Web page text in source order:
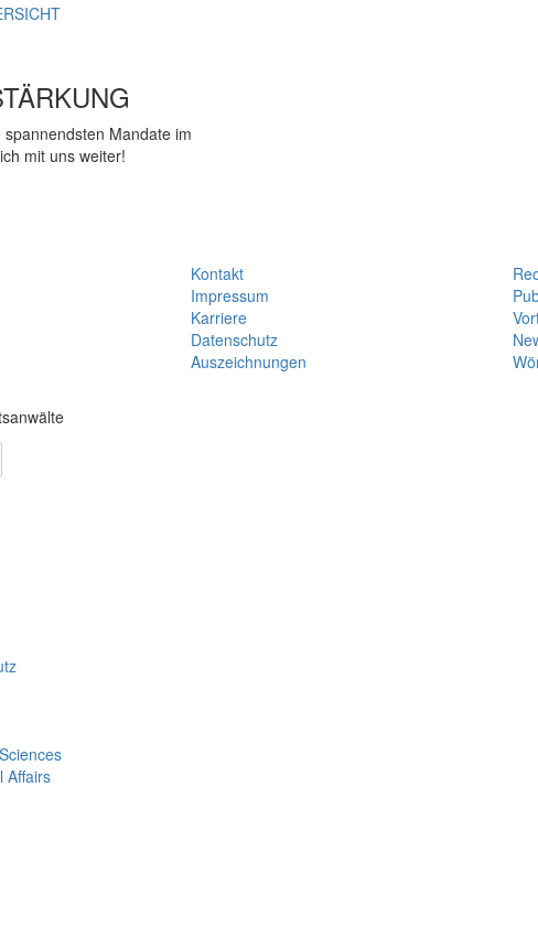
Mandate im
mit uns weiter!
Kontakt
Impressum
Karriere
Datenschutz
Auszeichnungen
Affairs